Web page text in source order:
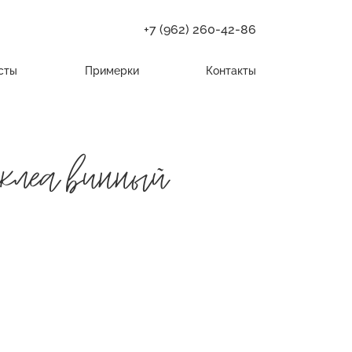
+7 (962) 260-42-86
Примерки Контакты
винный